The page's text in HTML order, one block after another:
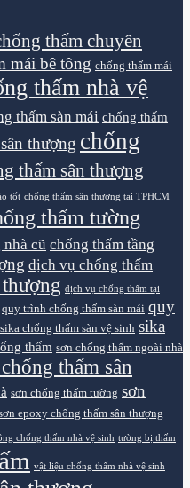
thấm chuyên
mái bê tông chống thấm mái
thấm nhà vệ
thấm sàn mái chống thấm
thượng chống
thấm sân thượng
tốt chống thấm sân thượng tại TPHCM
thấm tường
cũ chống thấm tầng
dịch vụ chống thấm
dịch vụ chống thấm tại
quy trình chống thấm sàn mái quy
sika chống thấm sàn vệ sinh sika
thấm sơn chống thấm ngoài nhà
thấm sân
sơn chống thấm tường sơn
epoxy chống thấm sân thượng
chống thấm nhà vệ sinh tường bị thấm
vật liệu chống thấm nhà vệ sinh